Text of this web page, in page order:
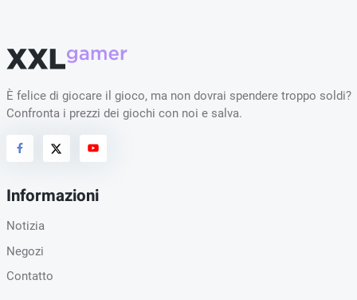
È felice di giocare il gioco, ma non dovrai spendere troppo soldi?
Confronta i prezzi dei giochi con noi e salva.
Informazioni
Notizia
Negozi
Contatto